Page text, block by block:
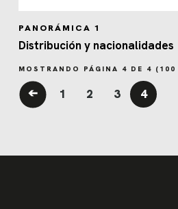
PANORÁMICA 1
Distribución y nacionalidades
MOSTRANDO PÁGINA 4 DE 4 ( 100
➔ 1 2 3 4